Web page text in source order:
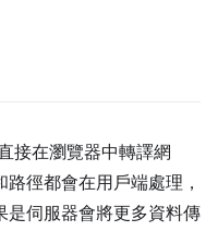
接在瀏覽器中轉譯網
徑都會在用戶端處理，
是伺服器會將更多資料傳